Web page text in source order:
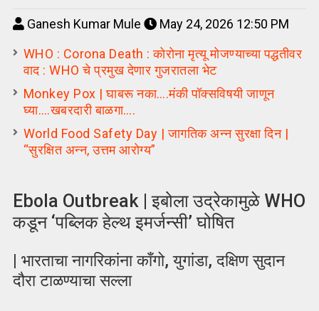
Ganesh Kumar Mule
May 24, 2026 12:50 PM
WHO : Corona Death : कोरोना मृत्यू मोजण्याच्या पद्धतीवर
वाद : WHO चे प्रमुख देणार गुजरातला भेट
Monkey Pox | घाबरू नका….मंकी पॉक्सविषयी जाणून
घ्या….खबरदारी बाळगा….
World Food Safety Day | जागतिक अन्न सुरक्षा दिन |
“सुरक्षित अन्न, उत्तम आरोग्य”
Ebola Outbreak | इबोला उद्रेकामुळे WHO
कडून ‘पब्लिक हेल्थ इमर्जन्सी’ घोषित
| भारताचा नागरिकांना काँगो, युगांडा, दक्षिण सुदान
दौरा टाळण्याचा सल्ला